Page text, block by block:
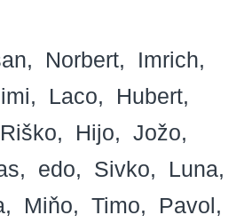
Norbert
Imrich
Laco
Hubert
Riško Hijo
Jožo
edo Sivko
Luna
Miňo Timo
Pavol